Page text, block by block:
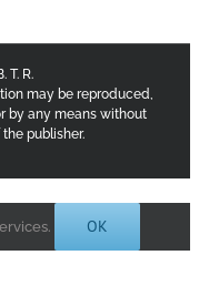
T. R.
may be reproduced,
by any means without
publisher.
OK